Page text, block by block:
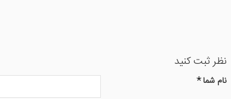
نظر ثبت کنید
نام شما